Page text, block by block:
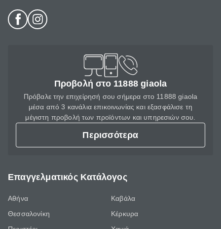
Προβολή στο 11888 giaola
Πρόβαλε την επιχείρησή σου σήμερα στο 11888 giaola
μέσα από 3 κανάλια επικοινωνίας και εξασφάλισε τη
μέγιστη προβολή των προϊόντων και υπηρεσιών σου.
Περισσότερα
Επαγγελματικός Κατάλογος
Αθήνα
Θεσσαλονίκη
Καβάλα
Κέρκυρα